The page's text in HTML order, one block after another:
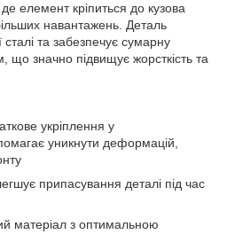
елемент кріпиться до кузова
навантажень. Деталь
та забезпечує сумарну
що значно підвищує жорсткість та
укріплення у
уникнути деформацій,
припасування деталі під час
матеріал з оптимальною